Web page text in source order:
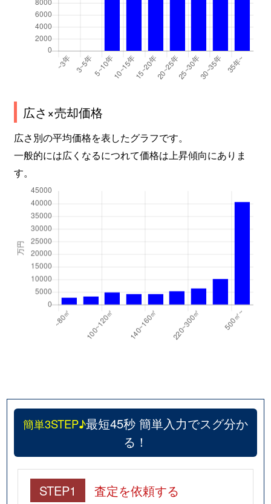
広さ×売却価格
広さ別の平均価格を表したグラフです。
一般的には広くなるにつれて価格は上昇傾向にありま
す。
簡単3STEP♪最短45秒 簡単入力でスグ分か
る！
STEP1 査定を依頼する